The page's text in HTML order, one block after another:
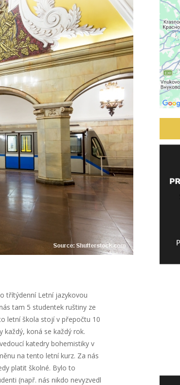
třítýdenní Letní jazykovou
tam 5 studentek ruštiny ze
letní škola stojí v přepočtu 10
každý, koná se každý rok.
katedry bohemistiky v
na tento letní kurz. Za nás
platit školné. Bylo to
(např. nás nikdo nevyzvedl